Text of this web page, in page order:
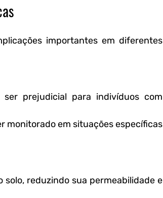
importantes em diferentes
prejudicial para indivíduos com
monitorado em situações específicas
reduzindo sua permeabilidade e